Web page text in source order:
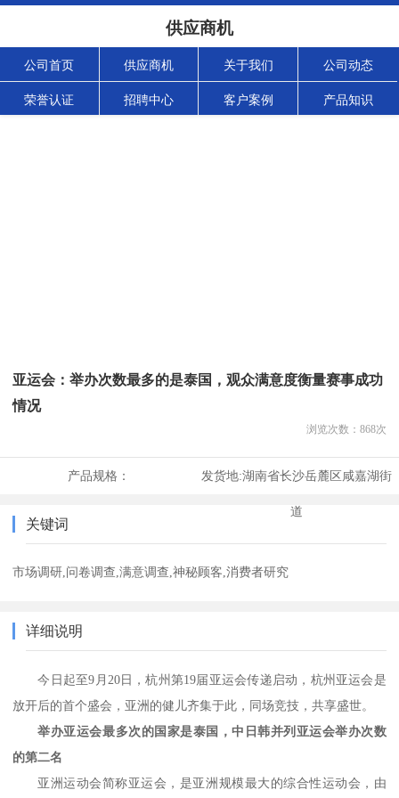
供应商机
公司首页 供应商机 关于我们 公司动态
荣誉认证 招聘中心 客户案例 产品知识
亚运会：举办次数最多的是泰国，观众满意度衡量赛事成功
情况
浏览次数： 868次
产品规格： 发货地:湖南省长沙岳麓区咸嘉湖街
道
关键词
市场调研,问卷调查,满意调查,神秘顾客,消费者研究
详细说明
今日起至9月20日，杭州第19届亚运会传递启动，杭州亚运会是
放开后的首个盛会，亚洲的健儿齐集于此，同场竞技，共享盛世。
举办亚运会最多次的国家是泰国，中日韩并列亚运会举办次数
的第二名
亚洲运动会简称亚运会，是亚洲规模最大的综合性运动会，由